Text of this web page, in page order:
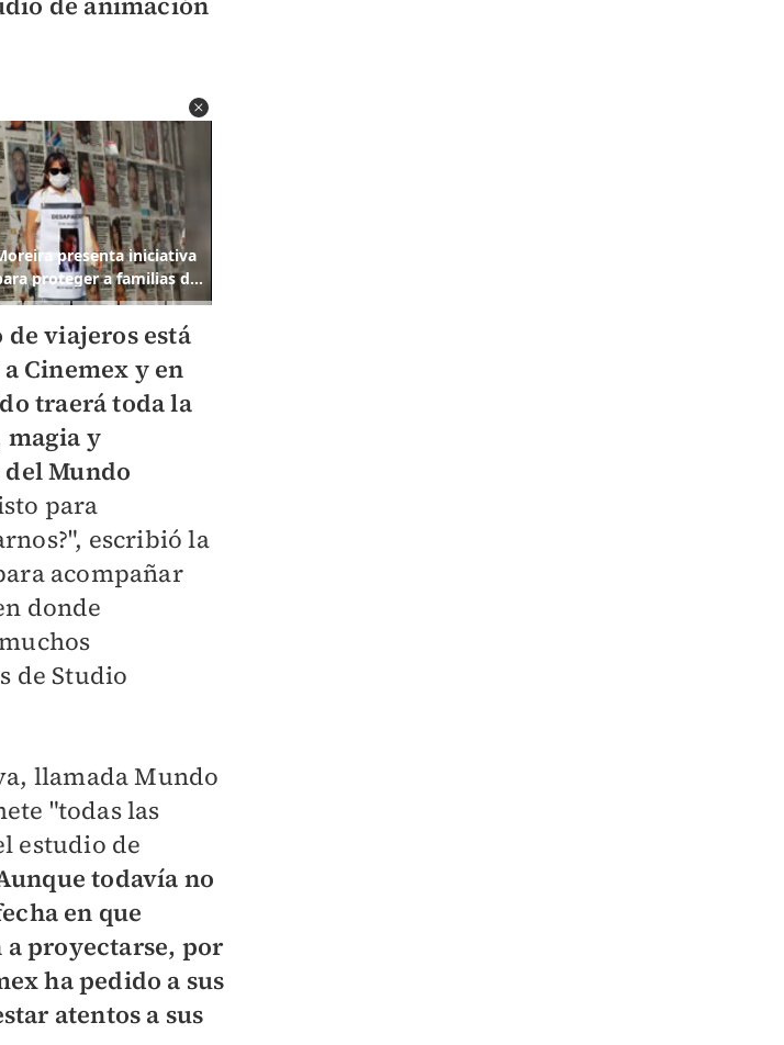
viajeros está
Cinemex y en
traerá toda la
y
Mundo
para
escribió la
acompañar
donde
de Studio
llamada Mundo
"todas las
estudio de
todavía no
en que
a proyectarse, por
ha pedido a sus
atentos a sus